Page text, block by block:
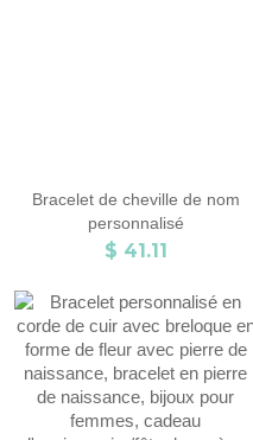
Bracelet de cheville de nom
personnalisé
$ 41.11